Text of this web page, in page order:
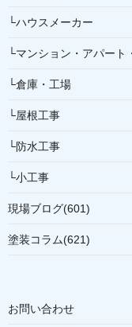
└ハウスメーカー
└マンション・アパート
└倉庫・工場
└屋根工事
└防水工事
└小工事
現場ブログ(601)
塗装コラム(621)
お問い合わせ